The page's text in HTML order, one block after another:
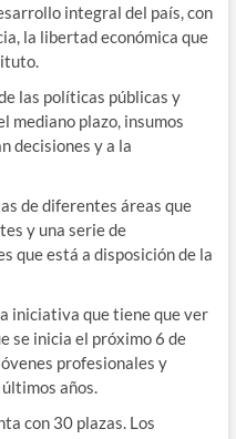
integral del país, con
la libertad económica que
las políticas públicas y
mediano plazo, insumos
decisiones y a la
de diferentes áreas que
y una serie de
que está a disposición de la
iniciativa que tiene que ver
se inicia el próximo 6 de
profesionales y
años.
con 30 plazas. Los